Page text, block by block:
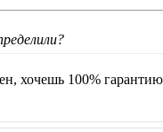
хочешь 100%